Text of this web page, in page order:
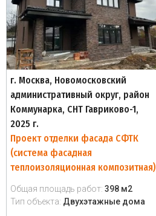
г. Москва, Новомосковский
административный округ, район
Коммунарка, СНТ Гавриково-1,
2025 г.
Проект отделки фасада СФТК
(система фасадная
теплоизоляционная композитная)
Общая площадь работ: 398 м2
Тип объекта: Двухэтажные дома